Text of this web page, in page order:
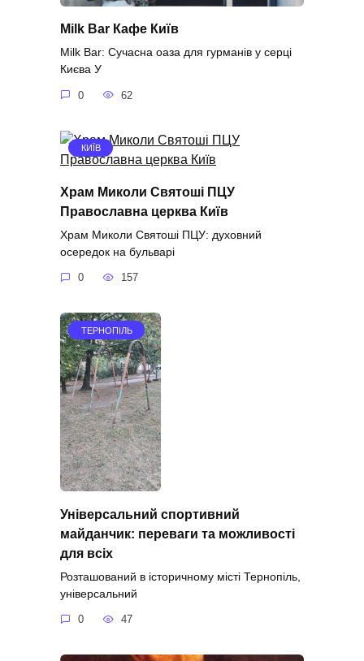
Milk Bar Кафе Київ
Milk Bar: Сучасна оаза для гурманів у серці
Києва У
0 62
КИЇВ
Храм Миколи Святоші ПЦУ
Православна церква Київ
Храм Миколи Святоші ПЦУ: духовний
осередок на бульварі
0 157
ТЕРНОПІЛЬ
Універсальний спортивний
майданчик: переваги та можливості
для всіх
Розташований в історичному місті Тернопіль,
універсальний
0 47